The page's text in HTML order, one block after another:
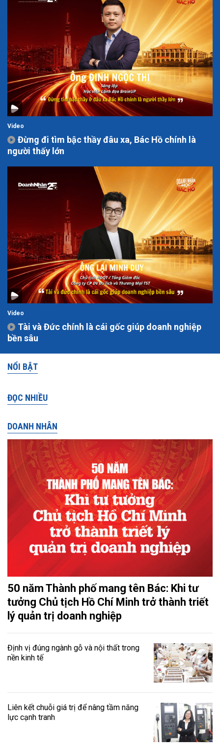
Video
Đừng đi tìm bậc thầy đâu xa, Bác Hồ chính là
người thấy lớn
Video
Tài và Đức chính là cái gốc giúp doanh nghiệp
bền sâu
NỔI BẬT
ĐỌC NHIỀU
DOANH NHÂN
50 năm Thành phố mang tên Bác: Khi tư
tưởng Chủ tịch Hồ Chí Minh trở thành triết
lý quản trị doanh nghiệp
Định vị đúng ngành gỗ và nội thất trong
nền kinh tế
Liên kết chuỗi giá trị để nâng tầm năng
lực cạnh tranh